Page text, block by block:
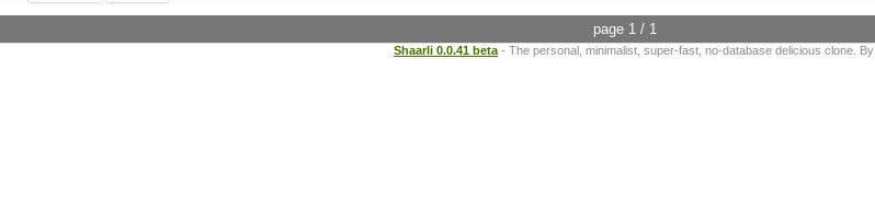
page 1 / 1
Shaarli 0.0.41 beta - The personal, minimalist, super-fast, no-database delicious clone. By